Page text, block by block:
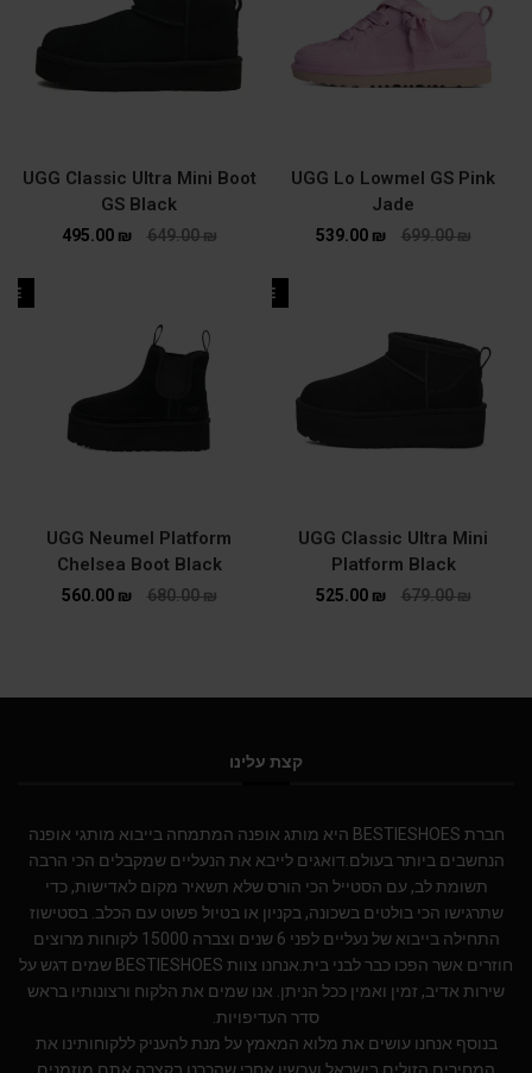
UGG Lo Lowmel GS Pink
Jade
699.00₪
539.00 ₪
UGG Classic Ultra Mini Boot
GS Black
649.00₪
495.00 ₪
SALE
UGG Classic Ultra Mini
Platform Black
679.00₪
525.00 ₪
UGG Neumel Platform
Chelsea Boot Black
680.00₪
560.00 ₪
קצת עלינו
חברת BESTIESHOES היא מותג אופנה המתמחה בייבוא מותגי אופנה
הנחשבים ביותר בעולם.דואגים לייבא את הנעליים שמקבלים הכי הרבה
תשומת לב, עם הסטייל הכי הורס שלא תשאיר מקום לאדישות, כדי
שתרגישו הכי בולטים בשכונה, בקניון או בטיול פשוט עם הכלב. בסטישוז
התחילה בייבוא של נעליים לפני 6 שנים וצברה 15000 לקוחות מרוצים
חוזרים אשר הפכו כבר לבני בית.אנחנו צוות BESTIESHOES שמים דגש על
שירות אדיב, זמין ואמין ככל הניתן. אנו שמים את הלקוח ורצונותיו בראש
סדר העדיפויות.
בנוסף אנחנו עושים את מלוא המאמץ על מנת להעניק ללקוחותינו את